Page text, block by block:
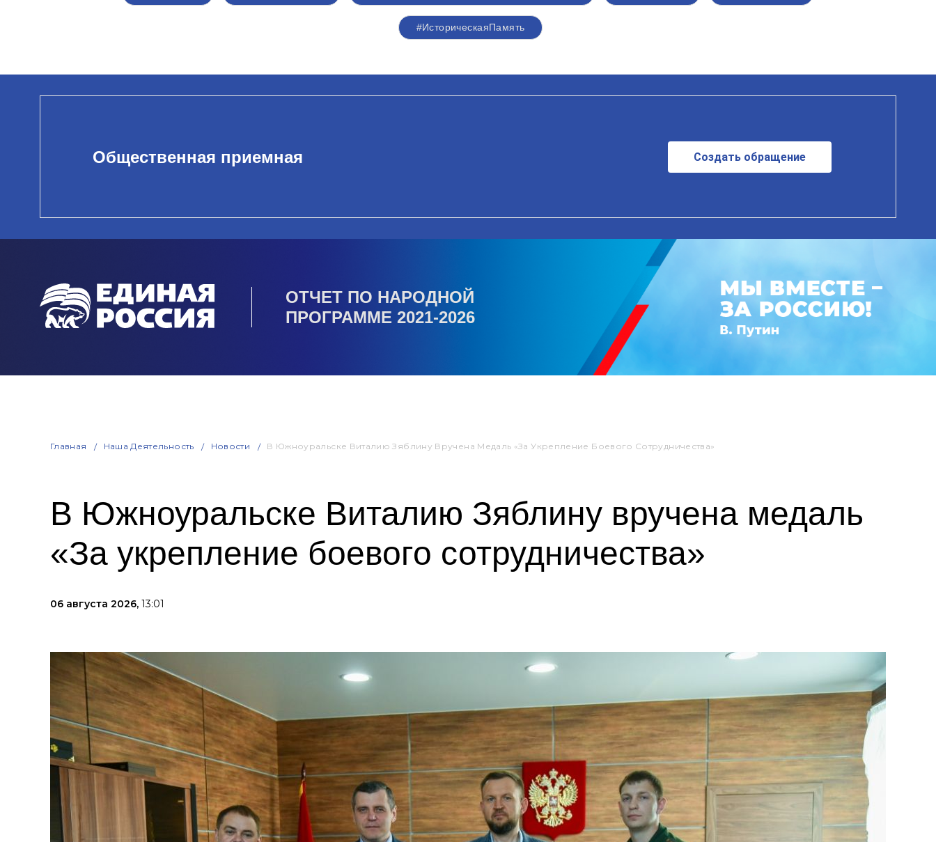
#ИсторическаяПамять
Общественная приемная Создать обращение
ОТЧЕТ ПО НАРОДНОЙ
ПРОГРАММЕ 2021-2026
Главная Наша Деятельность Новости В Южноуральске Виталию Зяблину Вручена Медаль «За Укрепление Боевого Сотрудничества»
В Южноуральске Виталию Зяблину вручена медаль
«За укрепление боевого сотрудничества»
06 августа 2026, 13:01